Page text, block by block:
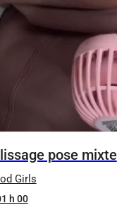
pose mixte
Girls
h 00